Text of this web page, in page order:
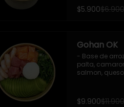
disponibilidad)
$5.900$6.900
Gohan OK
- Base de
palta,
salmon,
$9.900$11.900